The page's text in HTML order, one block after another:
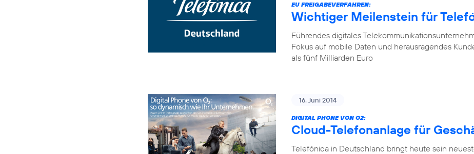
EU FREIGABEVERFAHREN:
Wichtiger Meilenstein für
Führendes digitales
Fokus auf mobile Daten und herausragendes
als fünf Milliarden Euro
16. Juni 2014
DIGITAL PHONE VON O2:
Cloud-Telefonanlage für
Telefónica in Deutschland bringt heute sein